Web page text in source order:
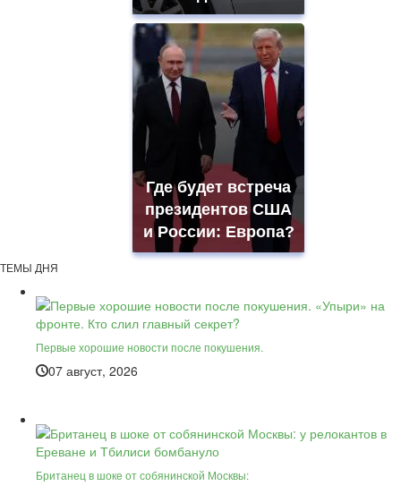
Где будет встреча
президентов США
и России: Европа?
ТЕМЫ ДНЯ
Первые хорошие новости после покушения.
07 август, 2026
Британец в шоке от собянинской Москвы: